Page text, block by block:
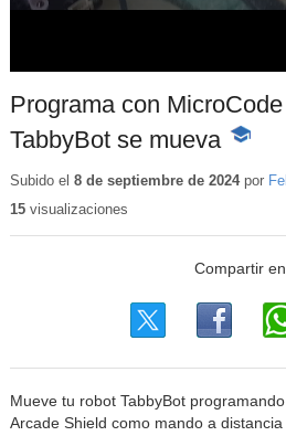
Programa con
TabbyBot se mueva -
Subido el 8 de septiembre de 2024por
15visualizaciones
Mueve tu robot TabbyBot
Arcade Shield como mando a